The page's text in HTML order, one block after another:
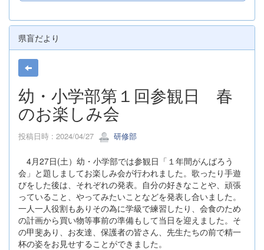
県盲だより
幼・小学部第１回参観日 春
のお楽しみ会
投稿日時 : 2024/04/27 研修部
4月27日(土）幼・小学部では参観日「１年間がんばろう
会」と題しましてお楽しみ会が行われました。歌ったり手遊
びをした後は、それぞれの発表。自分の好きなことや、頑張
っていること、やってみたいことなどを発表し合いました。
一人一人役割もありその為に学級で練習したり、会食のため
の計画から買い物等事前の準備もして当日を迎えました。そ
の甲斐あり、お友達、保護者の皆さん、先生たちの前で精一
杯の姿をお見せすることができました。